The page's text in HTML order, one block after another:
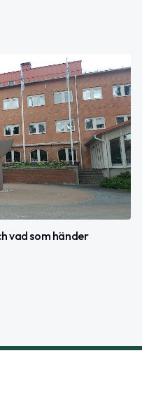
vad som händer